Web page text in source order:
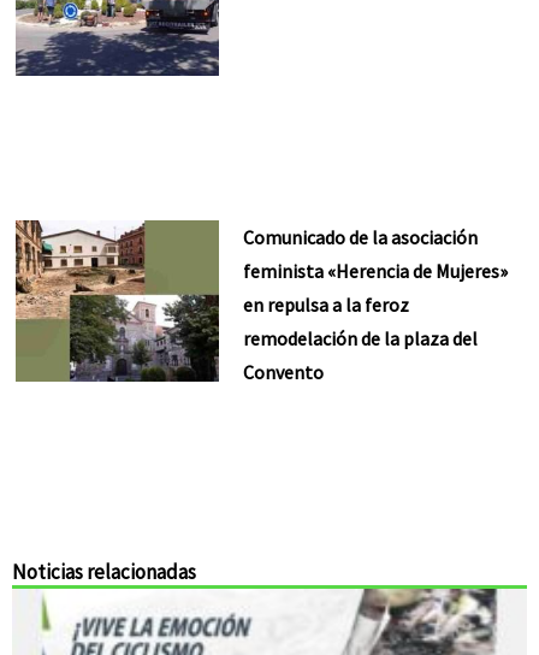
Comunicado de la asociación
feminista «Herencia de Mujeres»
en repulsa a la feroz
remodelación de la plaza del
Convento
Noticias relacionadas